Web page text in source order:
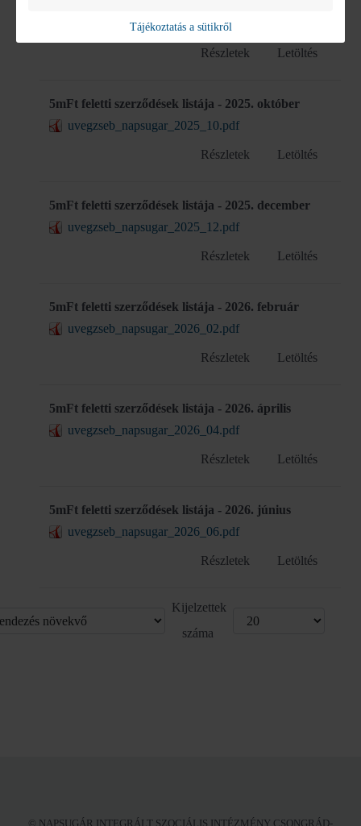
uvegzseb_napsugar_2025_08_jav.pdf
Letöltés
Részletek
5mFt feletti szerződések listája - 2025. október
uvegzseb_napsugar_2025_10.pdf
Letöltés
Részletek
5mFt feletti szerződések listája - 2025. december
uvegzseb_napsugar_2025_12.pdf
Letöltés
Részletek
5mFt feletti szerződések listája - 2026. február
uvegzseb_napsugar_2026_02.pdf
Letöltés
Részletek
5mFt feletti szerződések listája - 2026. április
uvegzseb_napsugar_2026_04.pdf
Letöltés
Részletek
5mFt feletti szerződések listája - 2026. június
uvegzseb_napsugar_2026_06.pdf
Letöltés
Részletek
Kijelzettek
száma
© NAPSUGÁR INTEGRÁLT SZOCIÁLIS INTÉZMÉNY CSONGRÁD-
Tájékoztatás a sütikről